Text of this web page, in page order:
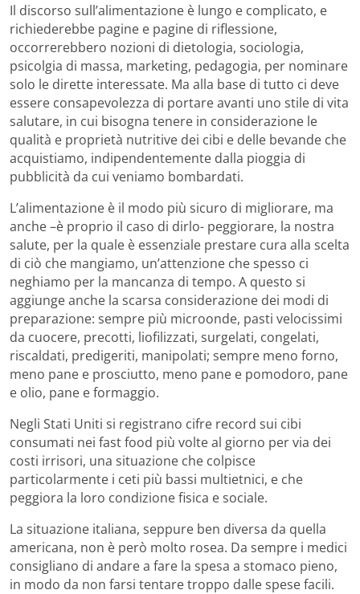
Il discorso sull’alimentazione è lungo e complicato, e
richiederebbe pagine e pagine di riflessione,
occorrerebbero nozioni di dietologia, sociologia,
psicolgia di massa, marketing, pedagogia, per nominare
solo le dirette interessate. Ma alla base di tutto ci deve
essere consapevolezza di portare avanti uno stile di vita
salutare, in cui bisogna tenere in considerazione le
qualità e proprietà nutritive dei cibi e delle bevande che
acquistiamo, indipendentemente dalla pioggia di
pubblicità da cui veniamo bombardati.
L’alimentazione è il modo più sicuro di migliorare, ma
anche –è proprio il caso di dirlo- peggiorare, la nostra
salute, per la quale è essenziale prestare cura alla scelta
di ciò che mangiamo, un’attenzione che spesso ci
neghiamo per la mancanza di tempo. A questo si
aggiunge anche la scarsa considerazione dei modi di
preparazione: sempre più microonde, pasti velocissimi
da cuocere, precotti, liofilizzati, surgelati, congelati,
riscaldati, predigeriti, manipolati; sempre meno forno,
meno pane e prosciutto, meno pane e pomodoro, pane
e olio, pane e formaggio.
Negli Stati Uniti si registrano cifre record sui cibi
consumati nei fast food più volte al giorno per via dei
costi irrisori, una situazione che colpisce
particolarmente i ceti più bassi multietnici, e che
peggiora la loro condizione fisica e sociale.
La situazione italiana, seppure ben diversa da quella
americana, non è però molto rosea. Da sempre i medici
consigliano di andare a fare la spesa a stomaco pieno,
in modo da non farsi tentare troppo dalle spese facili.